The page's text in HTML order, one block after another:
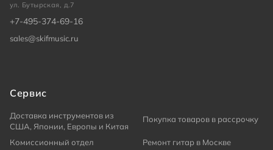
ул. Бутырская, д.7
+7-495-374-69-16
sales@skifmusic.ru
Сервис
Доставка инструментов из
США, Японии, Европы и Китая
Покупка товаров в рассрочку
Комиссионный отдел
Ремонт гитар в Москве